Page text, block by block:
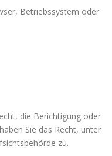
Betriebssystem oder
die Berichtigung oder
Sie das Recht, unter
zu.